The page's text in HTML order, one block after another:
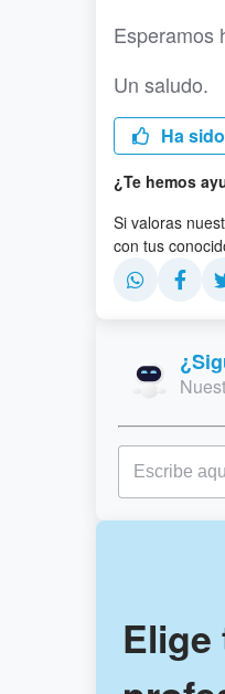
Esperamos
Un saludo.
Ha
¿Te hemos
Si valoras
con tus
Elige